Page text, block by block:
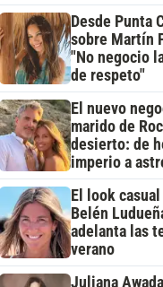
Desde Punta
sobre Martín
"No negocio
de respeto"
El nuevo
marido de
desierto: de
imperio a
El look
Belén
adelanta las
verano
Juliana